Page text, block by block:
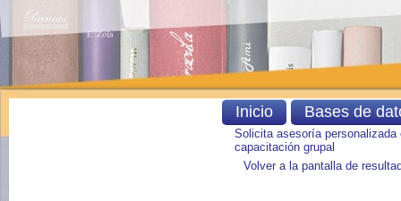
Solicita asesoría personalizada
capacitación grupal
Volver a la pantalla de
Inicio Bases de